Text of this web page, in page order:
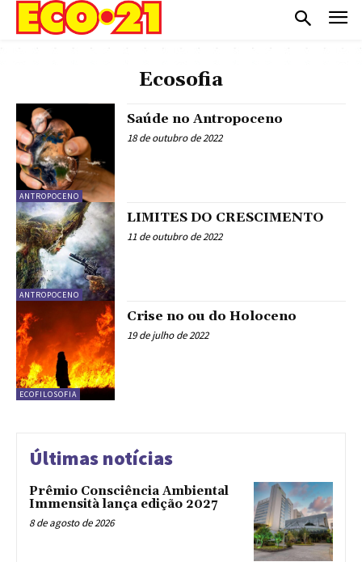
Ecosofia
ANTROPOCENO
Saúde no Antropoceno
18 de outubro de 2022
ANTROPOCENO
LIMITES DO CRESCIMENTO
11 de outubro de 2022
ECOFILOSOFIA
Crise no ou do Holoceno
19 de julho de 2022
Últimas notícias
Prêmio Consciência Ambiental
Immensità lança edição 2027
8 de agosto de 2026